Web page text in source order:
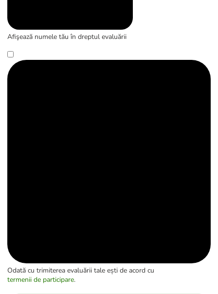
Afişează numele tău în dreptul evaluării
Odată cu trimiterea evaluării tale ești de acord cu
termenii de participare.